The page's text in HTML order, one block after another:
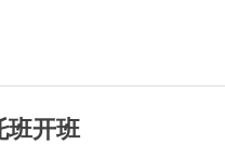
班开班